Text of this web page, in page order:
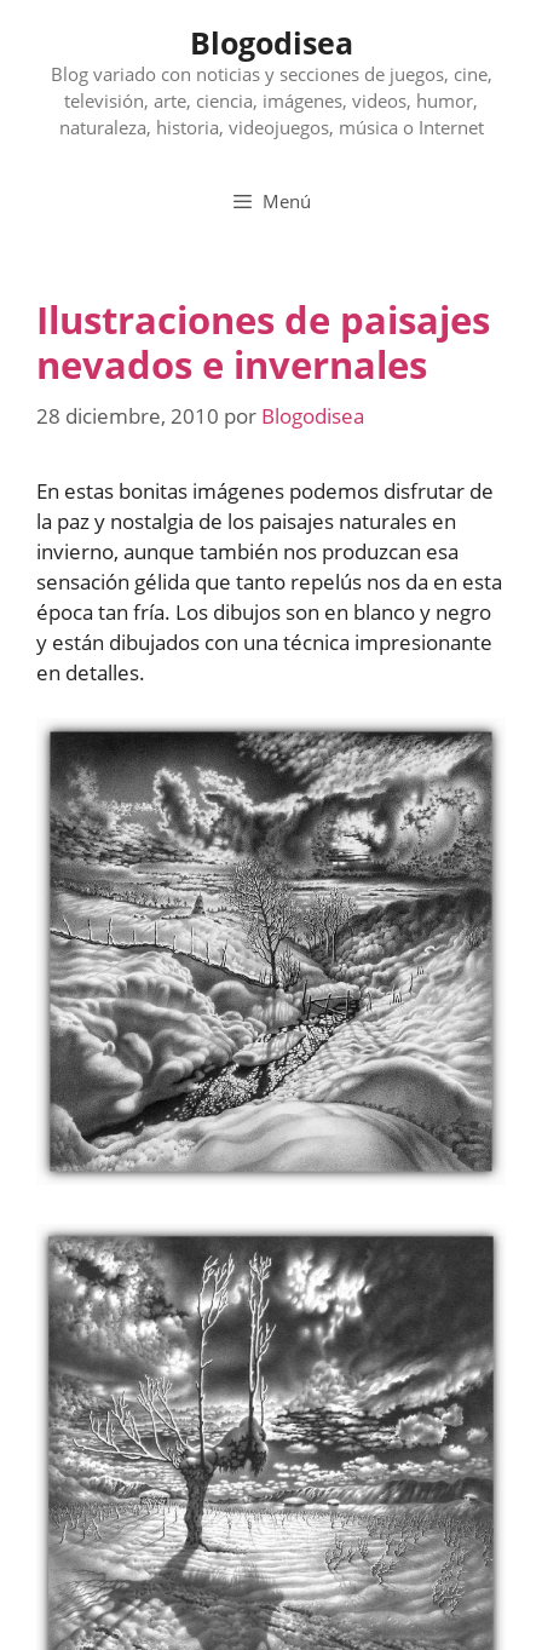
contenido
Blogodisea
Blog variado con noticias y secciones de juegos, cine,
televisión, arte, ciencia, imágenes, videos, humor,
naturaleza, historia, videojuegos, música o Internet
Menú
Ilustraciones de paisajes
nevados e invernales
28 diciembre, 2010 por Blogodisea
En estas bonitas imágenes podemos disfrutar de
la paz y nostalgia de los paisajes naturales en
invierno, aunque también nos produzcan esa
sensación gélida que tanto repelús nos da en esta
época tan fría. Los dibujos son en blanco y negro
y están dibujados con una técnica impresionante
en detalles.